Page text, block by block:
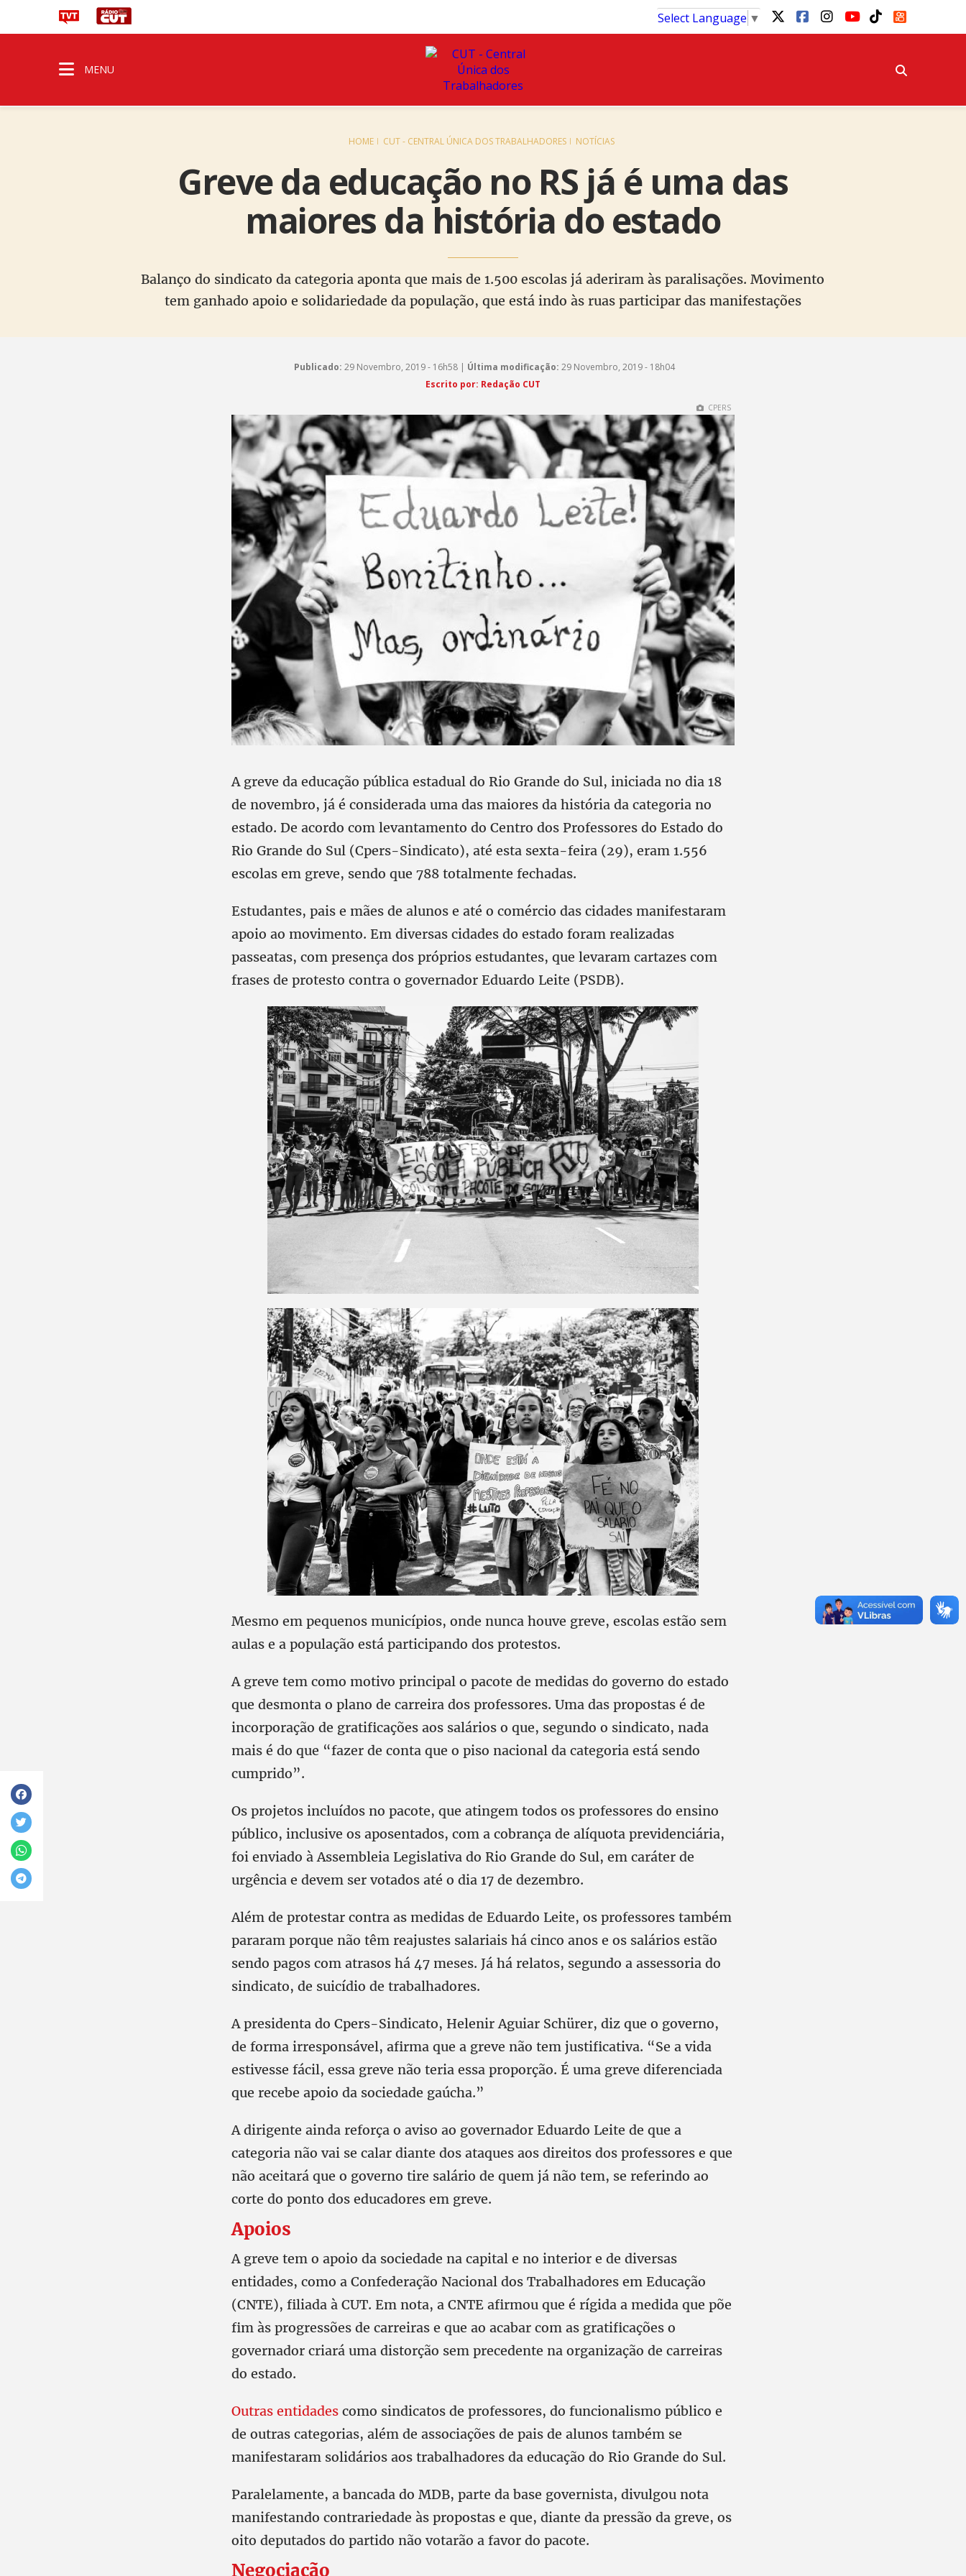
Select Language ▼
MENU
HOME CUT - CENTRAL ÚNICA DOS TRABALHADORES NOTÍCIAS
Greve da educação no RS já é uma das
maiores da história do estado
Balanço do sindicato da categoria aponta que mais de 1.500 escolas já aderiram às paralisações. Movimento
tem ganhado apoio e solidariedade da população, que está indo às ruas participar das manifestações
Publicado: 29 Novembro, 2019 - 16h58 | Última modificação: 29 Novembro, 2019 - 18h04
Escrito por: Redação CUT
CPERS
A greve da educação pública estadual do Rio Grande do Sul, iniciada no dia 18
de novembro, já é considerada uma das maiores da história da categoria no
estado. De acordo com levantamento do Centro dos Professores do Estado do
Rio Grande do Sul (Cpers-Sindicato), até esta sexta-feira (29), eram 1.556
escolas em greve, sendo que 788 totalmente fechadas.
Estudantes, pais e mães de alunos e até o comércio das cidades manifestaram
apoio ao movimento. Em diversas cidades do estado foram realizadas
passeatas, com presença dos próprios estudantes, que levaram cartazes com
frases de protesto contra o governador Eduardo Leite (PSDB).
Mesmo em pequenos municípios, onde nunca houve greve, escolas estão sem
aulas e a população está participando dos protestos.
A greve tem como motivo principal o pacote de medidas do governo do estado
que desmonta o plano de carreira dos professores. Uma das propostas é de
incorporação de gratificações aos salários o que, segundo o sindicato, nada
mais é do que “fazer de conta que o piso nacional da categoria está sendo
cumprido”.
Os projetos incluídos no pacote, que atingem todos os professores do ensino
público, inclusive os aposentados, com a cobrança de alíquota previdenciária,
foi enviado à Assembleia Legislativa do Rio Grande do Sul, em caráter de
urgência e devem ser votados até o dia 17 de dezembro.
Além de protestar contra as medidas de Eduardo Leite, os professores também
pararam porque não têm reajustes salariais há cinco anos e os salários estão
sendo pagos com atrasos há 47 meses. Já há relatos, segundo a assessoria do
sindicato, de suicídio de trabalhadores.
A presidenta do Cpers-Sindicato, Helenir Aguiar Schürer, diz que o governo,
de forma irresponsável, afirma que a greve não tem justificativa. “Se a vida
estivesse fácil, essa greve não teria essa proporção. É uma greve diferenciada
que recebe apoio da sociedade gaúcha.”
A dirigente ainda reforça o aviso ao governador Eduardo Leite de que a
categoria não vai se calar diante dos ataques aos direitos dos professores e que
não aceitará que o governo tire salário de quem já não tem, se referindo ao
corte do ponto dos educadores em greve.
Apoios
A greve tem o apoio da sociedade na capital e no interior e de diversas
entidades, como a Confederação Nacional dos Trabalhadores em Educação
(CNTE), filiada à CUT. Em nota, a CNTE afirmou que é rígida a medida que põe
fim às progressões de carreiras e que ao acabar com as gratificações o
governador criará uma distorção sem precedente na organização de carreiras
do estado.
Outras entidades como sindicatos de professores, do funcionalismo público e
de outras categorias, além de associações de pais de alunos também se
manifestaram solidários aos trabalhadores da educação do Rio Grande do Sul.
Paralelamente, a bancada do MDB, parte da base governista, divulgou nota
manifestando contrariedade às propostas e que, diante da pressão da greve, os
oito deputados do partido não votarão a favor do pacote.
Negociação